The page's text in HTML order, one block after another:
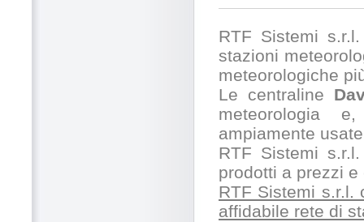
RTF Sistemi
stazioni
meteorologiche
Le centraline
meteorologia
ampiamente
RTF Sistemi
prodotti a prezzi
RTF Sistemi s.r.l.
affidabile rete di